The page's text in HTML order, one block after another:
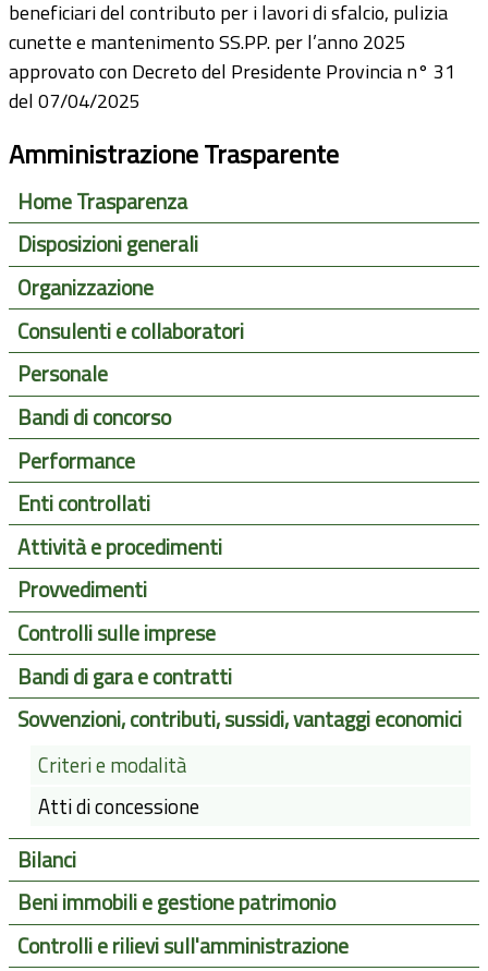
beneficiari del contributo per i lavori di sfalcio, pulizia
cunette e mantenimento SS.PP. per l’anno 2025
approvato con Decreto del Presidente Provincia n° 31
del 07/04/2025
Amministrazione Trasparente
Home Trasparenza
Disposizioni generali
Organizzazione
Consulenti e collaboratori
Personale
Bandi di concorso
Performance
Enti controllati
Attività e procedimenti
Provvedimenti
Controlli sulle imprese
Bandi di gara e contratti
Sovvenzioni, contributi, sussidi, vantaggi economici
Criteri e modalità
Atti di concessione
Bilanci
Beni immobili e gestione patrimonio
Controlli e rilievi sull'amministrazione